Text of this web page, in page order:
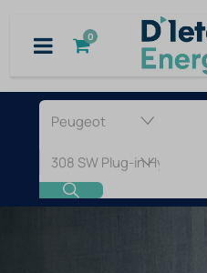
0
Laadpaal
voor
Peugeot